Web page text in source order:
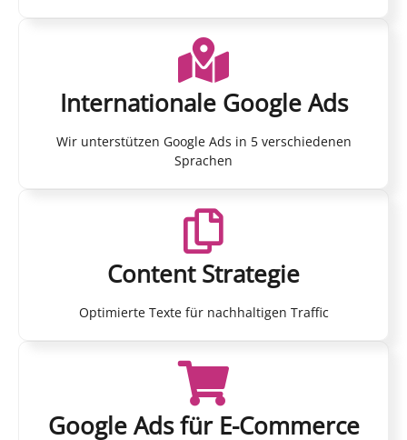
Internationale Google Ads
Wir unterstützen Google Ads in 5 verschiedenen
Sprachen
Content Strategie
Optimierte Texte für nachhaltigen Traffic
Google Ads für E-Commerce